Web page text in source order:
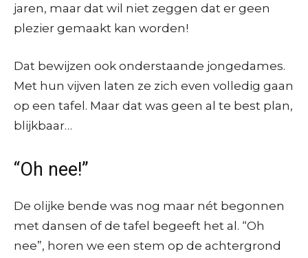
jaren, maar dat wil niet zeggen dat er geen
plezier gemaakt kan worden!
Dat bewijzen ook onderstaande jongedames.
Met hun vijven laten ze zich even volledig gaan
op een tafel. Maar dat was geen al te best plan,
blijkbaar…
“Oh nee!”
De olijke bende was nog maar nét begonnen
met dansen of de tafel begeeft het al. “Oh
nee”, horen we een stem op de achtergrond